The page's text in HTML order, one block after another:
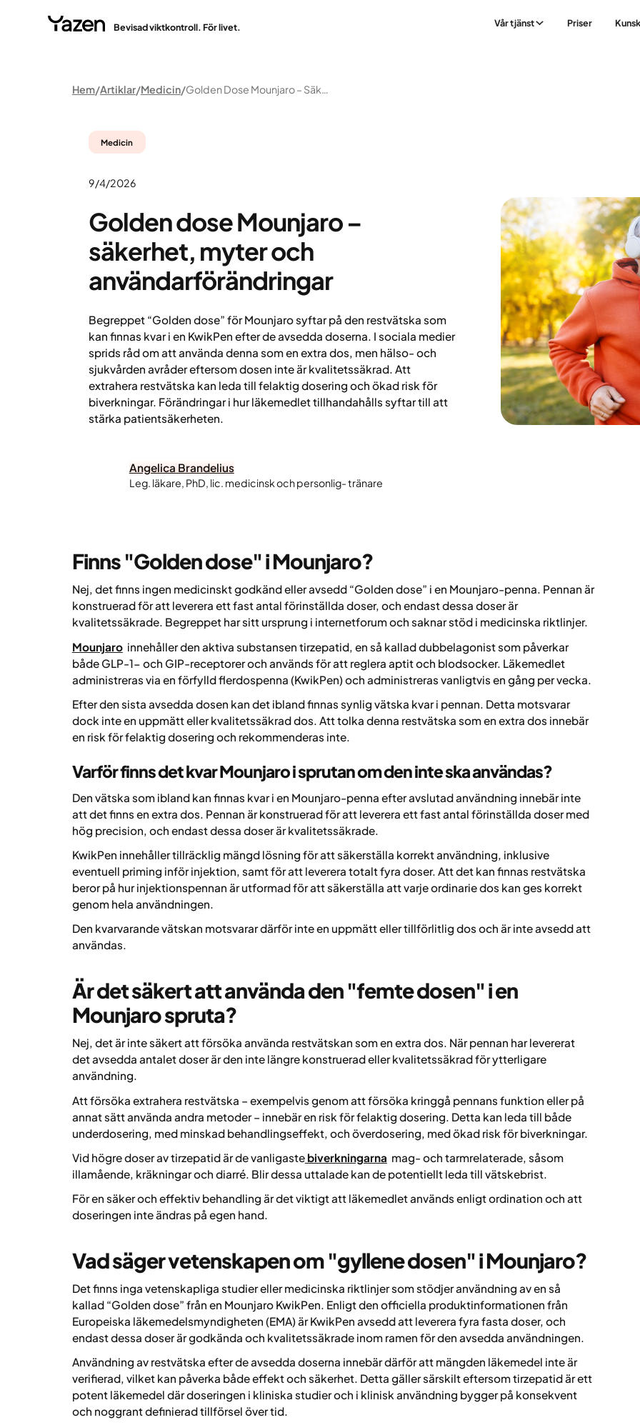
Bevisad viktkontroll. För livet. Vår tjänst Priser
Hem Artiklar Medicin Golden Dose Mounjaro – Säkerhet, Myter Och Användarförändringar
Medicin
9/4/2026
Golden dose Mounjaro –
säkerhet, myter och
användarförändringar
Begreppet “Golden dose” för Mounjaro syftar på den restvätska som
kan finnas kvar i en KwikPen efter de avsedda doserna. I sociala medier
sprids råd om att använda denna som en extra dos, men hälso- och
sjukvården avråder eftersom dosen inte är kvalitetssäkrad. Att
extrahera restvätska kan leda till felaktig dosering och ökad risk för
biverkningar. Förändringar i hur läkemedlet tillhandahålls syftar till att
stärka patientsäkerheten.
Angelica Brandelius
Leg. läkare, PhD, lic. medicinsk och personlig- tränare
Finns "Golden dose" i Mounjaro?
Nej, det finns ingen medicinskt godkänd eller avsedd “Golden dose” i en Mounjaro-penna. Pennan är
konstruerad för att leverera ett fast antal förinställda doser, och endast dessa doser är
kvalitetssäkrade. Begreppet har sitt ursprung i internetforum och saknar stöd i medicinska riktlinjer.
Mounjaro innehåller den aktiva substansen tirzepatid, en så kallad dubbelagonist som påverkar
både GLP-1- och GIP-receptorer och används för att reglera aptit och blodsocker. Läkemedlet
administreras via en förfylld flerdospenna (KwikPen) och administreras vanligtvis en gång per vecka.
Efter den sista avsedda dosen kan det ibland finnas synlig vätska kvar i pennan. Detta motsvarar
dock inte en uppmätt eller kvalitetssäkrad dos. Att tolka denna restvätska som en extra dos innebär
en risk för felaktig dosering och rekommenderas inte.
Varför finns det kvar Mounjaro i sprutan om den inte ska användas?
Den vätska som ibland kan finnas kvar i en Mounjaro-penna efter avslutad användning innebär inte
att det finns en extra dos. Pennan är konstruerad för att leverera ett fast antal förinställda doser med
hög precision, och endast dessa doser är kvalitetssäkrade.
KwikPen innehåller tillräcklig mängd lösning för att säkerställa korrekt användning, inklusive
eventuell priming inför injektion, samt för att leverera totalt fyra doser. Att det kan finnas restvätska
beror på hur injektionspennan är utformad för att säkerställa att varje ordinarie dos kan ges korrekt
genom hela användningen.
Den kvarvarande vätskan motsvarar därför inte en uppmätt eller tillförlitlig dos och är inte avsedd att
användas.
Är det säkert att använda den "femte dosen" i en
Mounjaro spruta?
Nej, det är inte säkert att försöka använda restvätskan som en extra dos. När pennan har levererat
det avsedda antalet doser är den inte längre konstruerad eller kvalitetssäkrad för ytterligare
användning.
Att försöka extrahera restvätska – exempelvis genom att försöka kringgå pennans funktion eller på
annat sätt använda andra metoder – innebär en risk för felaktig dosering. Detta kan leda till både
underdosering, med minskad behandlingseffekt, och överdosering, med ökad risk för biverkningar.
Vid högre doser av tirzepatid är de vanligastebiverkningarna mag- och tarmrelaterade, såsom
illamående, kräkningar och diarré. Blir dessa uttalade kan de potentiellt leda till vätskebrist.
För en säker och effektiv behandling är det viktigt att läkemedlet används enligt ordination och att
doseringen inte ändras på egen hand.
Vad säger vetenskapen om "gyllene dosen" i Mounjaro?
Det finns inga vetenskapliga studier eller medicinska riktlinjer som stödjer användning av en så
kallad “Golden dose” från en Mounjaro KwikPen. Enligt den officiella produktinformationen från
Europeiska läkemedelsmyndigheten (EMA) är KwikPen avsedd att leverera fyra fasta doser, och
endast dessa doser är godkända och kvalitetssäkrade inom ramen för den avsedda användningen.
Användning av restvätska efter de avsedda doserna innebär därför att mängden läkemedel inte är
verifierad, vilket kan påverka både effekt och säkerhet. Detta gäller särskilt eftersom tirzepatid är ett
potent läkemedel där doseringen i kliniska studier och i klinisk användning bygger på konsekvent
och noggrant definierad tillförsel över tid.